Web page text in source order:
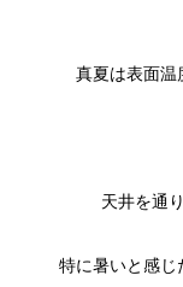
真夏は表面温
天井を通
特に暑いと感じ